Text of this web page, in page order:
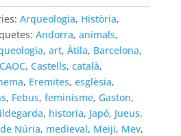
Arqueologia, Història,
Andorra, animals,
, art, Àtila, Barcelona,
CAOC, Castells, català,
, Eremites, esglèsia,
, Febus, feminisme, Gaston,
, historia, Japó, Jueus,
Núria, medieval, Meiji, Mev,